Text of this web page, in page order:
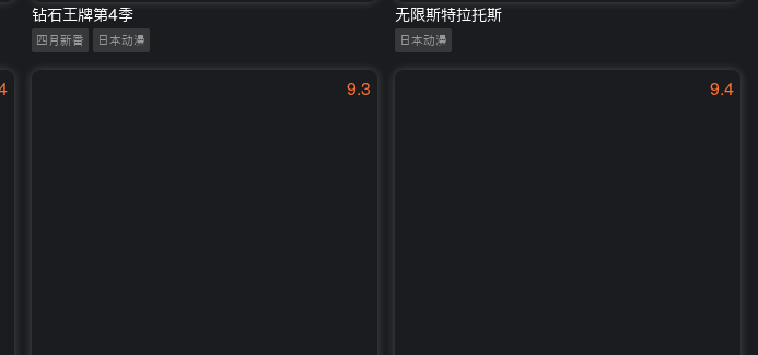
钻石王牌第4季
四月新番 日本动漫
无限斯特拉托斯
日本动漫
9.3 9.4